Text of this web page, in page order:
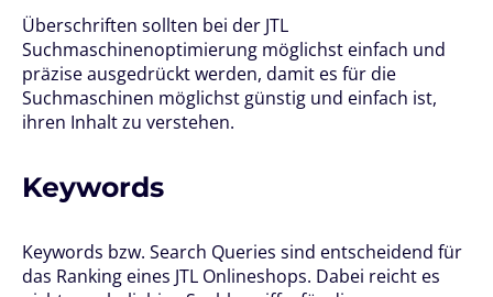
Überschriften sollten bei der JTL
Suchmaschinenoptimierung möglichst einfach und
präzise ausgedrückt werden, damit es für die
Suchmaschinen möglichst günstig und einfach ist,
ihren Inhalt zu verstehen.
Keywords
Keywords bzw. Search Queries sind entscheidend für
das Ranking eines JTL Onlineshops. Dabei reicht es